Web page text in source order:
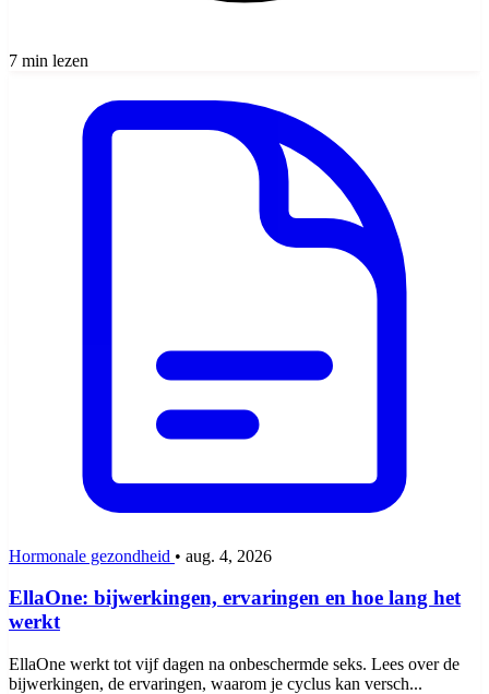
7 min lezen
Hormonale gezondheid • aug. 4, 2026
EllaOne: bijwerkingen, ervaringen en hoe lang het
werkt
EllaOne werkt tot vijf dagen na onbeschermde seks. Lees over de
bijwerkingen, de ervaringen, waarom je cyclus kan versch...